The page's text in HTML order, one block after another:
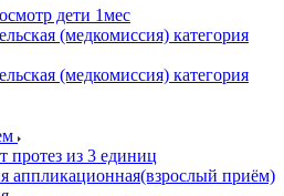
дети 1мес
(медкомиссия) категория
(медкомиссия) категория
протез из 3 единиц
аппликационная(взрослый приём)